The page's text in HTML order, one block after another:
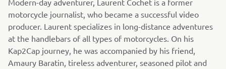
Modern-day adventurer, Laurent Cochet is a former
motorcycle journalist, who became a successful video
producer. Laurent specializes in long-distance adventures
at the handlebars of all types of motorcycles. On his
Kap2Cap journey, he was accompanied by his friend,
Amaury Baratin, tireless adventurer, seasoned pilot and